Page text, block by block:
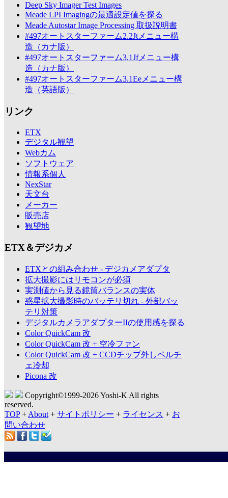
Deep Sky Imager Test Images
Meade LPI Imagingの最適設定値を探る
Meade Autostar Image Processing 取扱説明書
#497オートスターファーム2.2Jtメニュー構
造（カナ版）
#497オートスターファーム3.1Jfメニュー構
造（カナ版）
#497オートスターファーム3.1Eeメニュー構
造（英語版）
リンク
ETX
デジタル観望
Webカム
ソフトウェア
情報系個人
NexStar
天文台
メーカー
販売店
観望地
ETX＆デジカメ
ETXとの組み合わせ - デジカメアダプタ
拡大撮影にはリモコンが必須
実測値から見る鏡筒バランスの実体
惑星拡大撮影時のバッテリ切れ - 外部バッ
テリ対策
デジタルカメラアダプターIIの使用感を探る
Color QuickCam 改
Color QuickCam 改 + 空冷ファン
Color QuickCam 改 + CCDチップ外しペルチ
ェ冷却
Picona 改
Copyright©1999-2026 Yoshi-K All rights
reserved.
TOP+ About + サイトポリシー + ライセンス + お
問い合わせ